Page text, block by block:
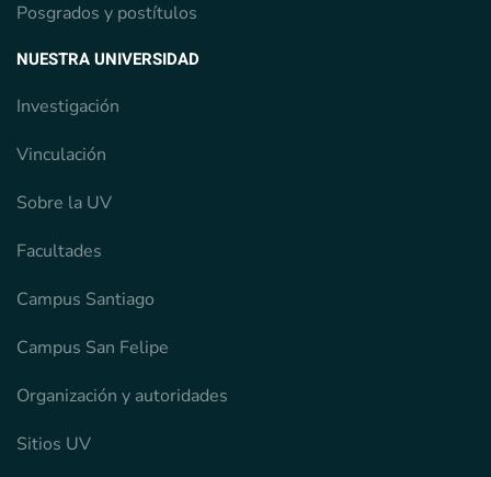
Posgrados y postítulos
NUESTRA UNIVERSIDAD
Investigación
Vinculación
Sobre la UV
Facultades
Campus Santiago
Campus San Felipe
Organización y autoridades
Sitios UV